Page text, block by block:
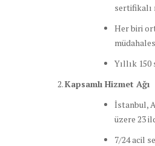
sertifikalı
Her biri
Yıllık
Kapsamlı Hizmet Ağı
İstanbul,
üzere 23
7/24 acil